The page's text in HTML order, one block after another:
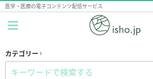
医学・医療の電子コンテンツ配信サービス
カテゴリー